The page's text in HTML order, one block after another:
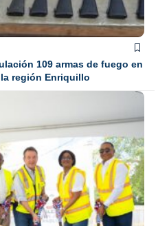
109 armas de fuego en
región Enriquillo